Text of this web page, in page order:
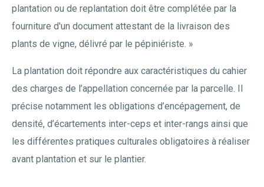
plantation ou de replantation doit être complétée par la
fourniture d'un document attestant de la livraison des
plants de vigne, délivré par le pépiniériste. »
La plantation doit répondre aux caractéristiques du cahier
des charges de l’appellation concernée par la parcelle. Il
précise notamment les obligations d’encépagement, de
densité, d’écartements inter-ceps et inter-rangs ainsi que
les différentes pratiques culturales obligatoires à réaliser
avant plantation et sur le plantier.